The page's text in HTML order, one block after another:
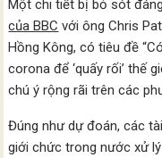
Một chi tiết bị bỏ sót
của BBC với ông Chris
Hồng Kông, có tiêu đề
corona để ‘quấy rối’ thế
chú ý rộng rãi trên các
Đúng như dự đoán, các
giới chức trong nước xử